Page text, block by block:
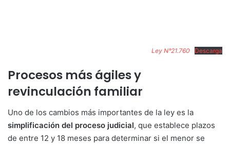
Ley N°21.760 Descarga
Procesos más ágiles y
revinculación familiar
Uno de los cambios más importantes de la ley es la
simplificación del proceso judicial, que establece plazos
de entre 12 y 18 meses para determinar si el menor se